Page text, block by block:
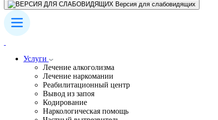
Версия для слабовидящих
Услуги
Лечение алкоголизма
Лечение наркомании
Реабилитационный центр
Вывод из запоя
Кодирование
Наркологическая помощь